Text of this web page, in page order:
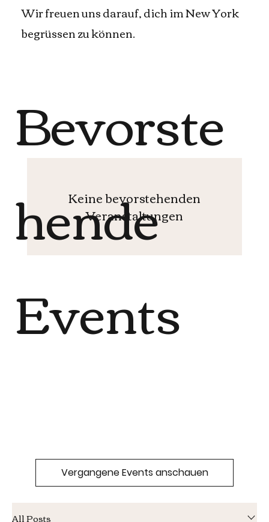
All Posts
Wir freuen uns darauf, dich im New York
begrüssen zu können.
Keine bevorstehenden
Veranstaltungen
Bevorste
hende
Events
Vergangene Events anschauen